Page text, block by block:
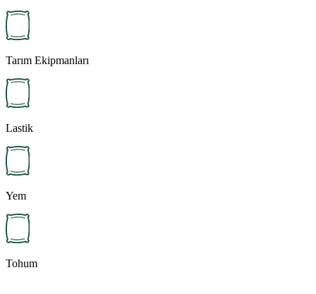
Tarım Ekipmanları
Lastik
Yem
Tohum